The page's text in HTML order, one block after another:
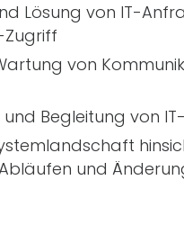
Lösung von IT-
von
Begleitung von IT
und